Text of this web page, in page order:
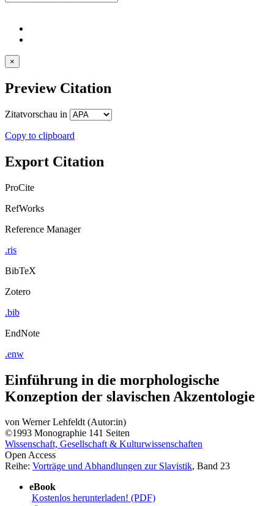
×
Preview Citation
Zitatvorschau in
Copy to clipboard
Export Citation
ProCite
RefWorks
Reference Manager
.ris
BibTeX
Zotero
.bib
EndNote
.enw
Einführung in die morphologische
Konzeption der slavischen Akzentologie
von Werner Lehfeldt (Autor:in)
©1993 Monographie 141 Seiten
Wissenschaft, Gesellschaft & Kulturwissenschaften
Open Access
Reihe: Vorträge und Abhandlungen zur Slavistik, Band 23
eBook
Kostenlos herunterladen! (PDF)